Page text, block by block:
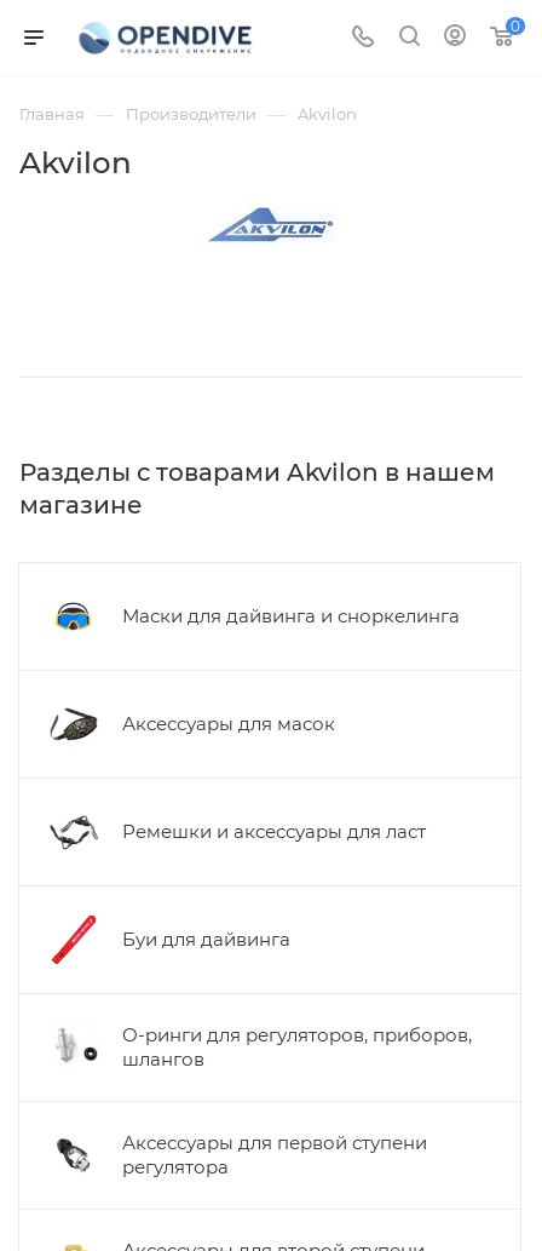
0
Главная — Производители — Akvilon
Akvilon
Разделы с товарами Akvilon в нашем
магазине
Маски для дайвинга и сноркелинга
Аксессуары для масок
Ремешки и аксессуары для ласт
Буи для дайвинга
О-ринги для регуляторов, приборов,
шлангов
Аксессуары для первой ступени
регулятора